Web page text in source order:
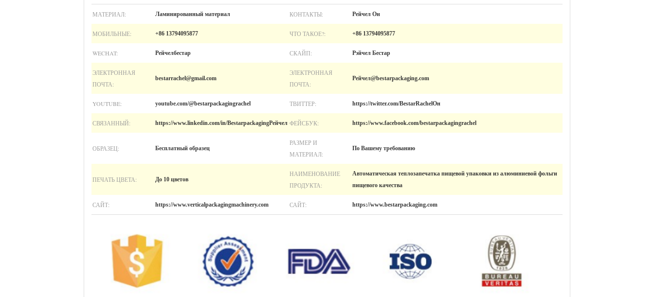
МАТЕРИАЛ: Ламинированный материал КОНТАКТЫ: Рейчел Он
МОБИЛЬНЫЕ: +86 13794095877 ЧТО ТАКОЕ?: +86 13794095877
WECHAT: Рейчелбестар СКАЙП: Рэйчел Бестар
ЭЛЕКТРОННАЯ
ПОЧТА:
bestarrachel@gmail.com
ЭЛЕКТРОННАЯ
ПОЧТА:
Рейчел@bestarpackaging.com
YOUTUBE: youtube.com/@bestarpackagingrachel ТВИТТЕР: https://twitter.com/BestarRachelОн
СВЯЗАННЫЙ: https://www.linkedin.com/in/BestarpackagingРейчел ФЕЙСБУК: https://www.facebook.com/bestarpackagingrachel
ОБРАЗЕЦ: Бесплатный образец
РАЗМЕР И
МАТЕРИАЛ:
По Вашему требованию
ПЕЧАТЬ ЦВЕТА: До 10 цветов
НАИМЕНОВАНИЕ
ПРОДУКТА:
Автоматическая теплозапечатка пищевой упаковки из алюминиевой фольги
пищевого качества
САЙТ: https://www.verticalpackagingmachinery.com САЙТ: https://www.bestarpackaging.com